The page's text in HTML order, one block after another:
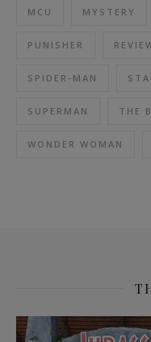
MCU MYSTERY
PUNISHER
SPIDER-MAN
SUPERMAN THE
WONDER WOMAN